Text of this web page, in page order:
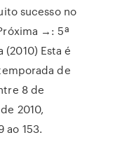
sucesso no
→: 5ª
(2010) Esta é
de
8 de
2010,
ao 153.